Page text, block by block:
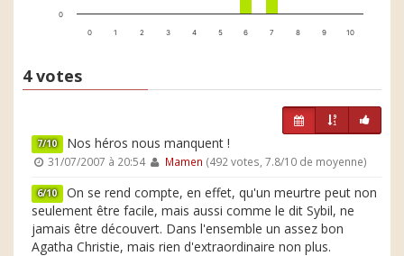
0 1 2 3 4 5 6 7 8 9 10
0
4 votes
7/10 Nos héros nous manquent !
31/07/2007 à 20:54 Mamen (492 votes, 7.8/10 de moyenne)
6/10 On se rend compte, en effet, qu'un meurtre peut non
seulement être facile, mais aussi comme le dit Sybil, ne
jamais être découvert. Dans l'ensemble un assez bon
Agatha Christie, mais rien d'extraordinaire non plus.